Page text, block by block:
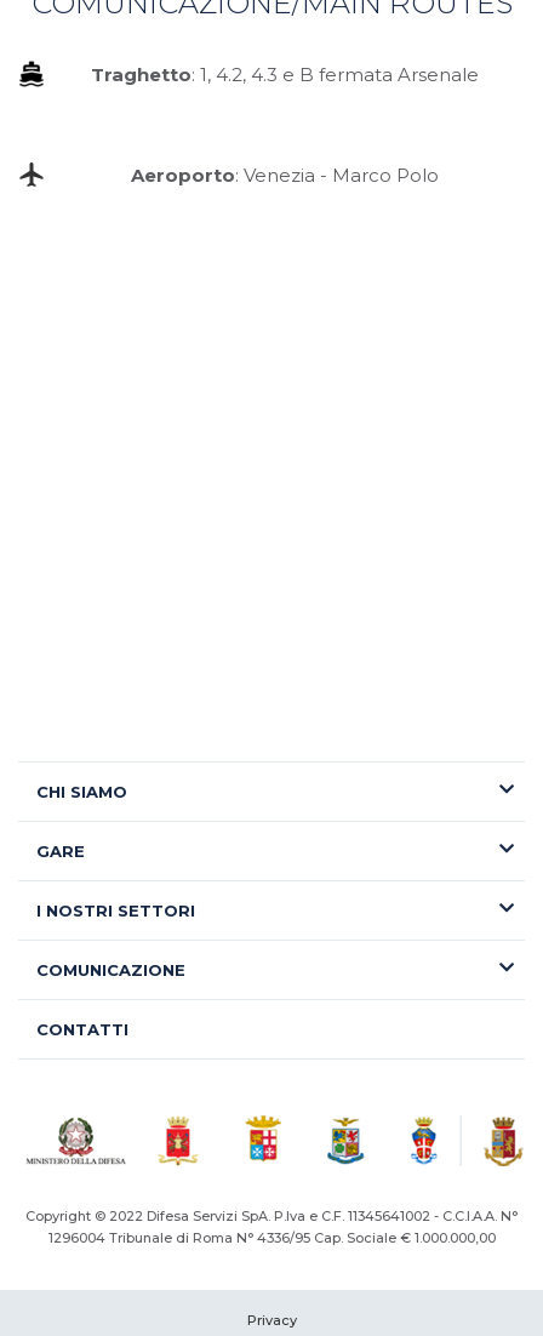
Traghetto: 1, 4.2, 4.3 e B fermata Arsenale
Aeroporto: Venezia - Marco Polo
CHI SIAMO
GARE
I NOSTRI SETTORI
COMUNICAZIONE
CONTATTI
Copyright © 2022 Difesa Servizi SpA. P.Iva e C.F. 11345641002 - C.C.I.A.A. N°
1296004Tribunale di Roma N° 4336/95 Cap. Sociale € 1.000.000,00
Privacy